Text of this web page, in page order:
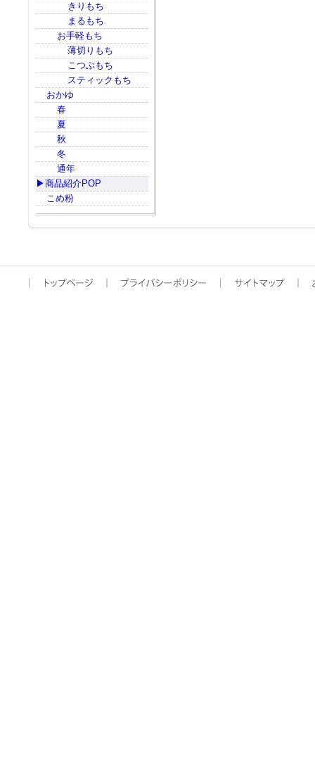
きりもち
まるもち
お手軽もち
薄切りもち
こつぶもち
スティックもち
おかゆ
春
夏
秋
冬
通年
▶商品紹介POP
こめ粉